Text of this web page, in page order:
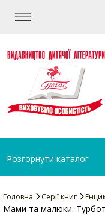
Розгорнути каталог
Головна Серії книг
Мами та малюки.